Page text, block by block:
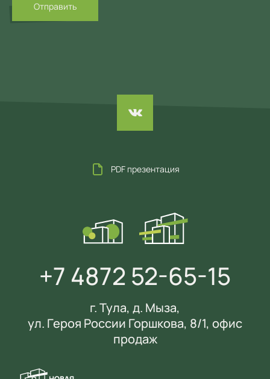
Отправить
PDF презентация
+7 4872 52-65-15
г. Тула, д. Мыза,
ул. Героя России Горшкова, 8/1, офис
продаж